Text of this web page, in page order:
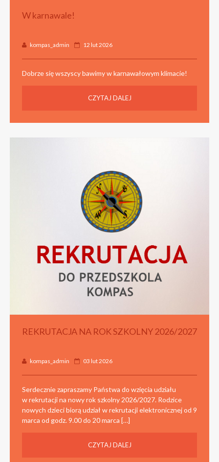
W karnawale!
kompas_admin 12 lut 2026
Dobrze się wszyscy bawimy w karnawałowym klimacie!
CZYTAJ DALEJ
REKRUTACJA NA ROK SZKOLNY 2026/2027
kompas_admin 03 lut 2026
Serdecznie zapraszamy Państwa do wzięcia udziału
w rekrutacji na nowy rok szkolny 2026/2027. Rodzice
nowych dzieci biorą udział w rekrutacji elektronicznej od 9
marca od godz. 9.00 do 20 marca […]
CZYTAJ DALEJ